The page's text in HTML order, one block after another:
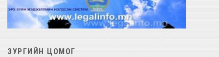
ЗУРГИЙН ЦОМОГ